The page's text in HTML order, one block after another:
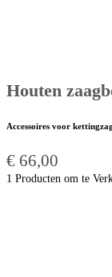
Houten
Accessoires voor
€ 66,00
1 Producten om te